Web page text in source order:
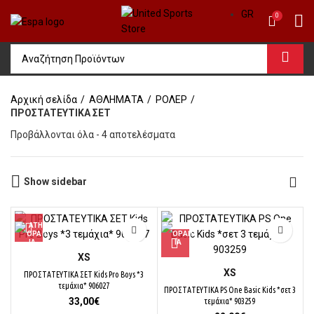
GR 0
Αρχική σελίδα ΑΘΛΗΜΑΤΑ
ΡΟΛΕΡ
ΠΡΟΣΤΑΤΕΥΤΙΚΑ ΣΕΤ
Προβάλλονται όλα - 4 αποτελέσματα
low
Show sidebar
XS
ΠΡΟΣΤΑΤΕΥΤΙΚΑ ΣΕΤ Κids Pro Boys *3
τεμάχια* 906027
33,00€
XS
ΠΡΟΣΤΑΤΕΥΤΙΚΑ PS One Basic Kids *σετ 3
τεμάχια* 903259